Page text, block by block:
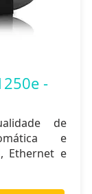
-
de
e
Ethernet e